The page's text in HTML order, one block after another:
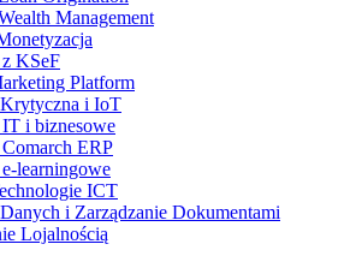
Management
KSeF
Platform
i IoT
i biznesowe
ERP
learningowe
ICT
i Zarządzanie Dokumentami
Lojalnością